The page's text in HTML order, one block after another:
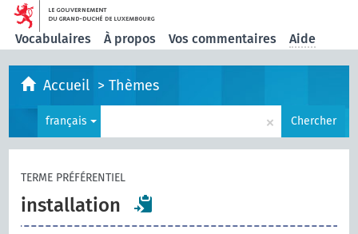
Vocabulaires À propos Vos commentaires Aide
Accueil >Thèmes
français × Chercher
TERME PRÉFÉRENTIEL
installation